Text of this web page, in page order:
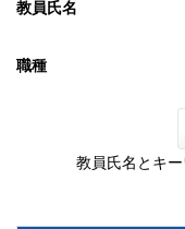
教員氏名
職種
教員氏名とキ